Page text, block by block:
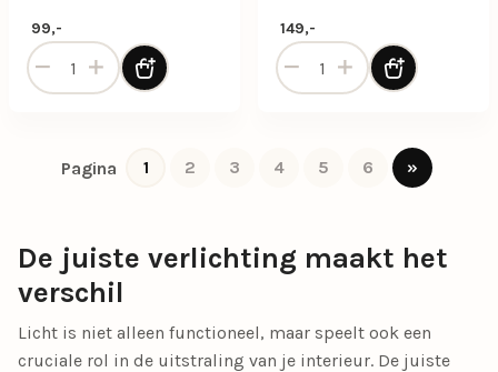
99,-
Halo plafondspot / opbouwspot rond 2-lichts zand aantal
149,-
Halo plafondspot /
Pagina 1 2 3 4 5 6 »
De juiste verlichting maakt het
verschil
Licht is niet alleen functioneel, maar speelt ook een
cruciale rol in de uitstraling van je interieur. De juiste